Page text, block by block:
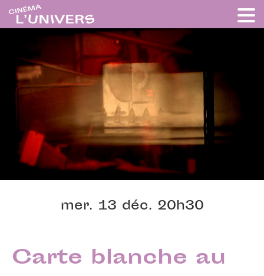
mer. 13 déc. 20h30
Carte blanche au